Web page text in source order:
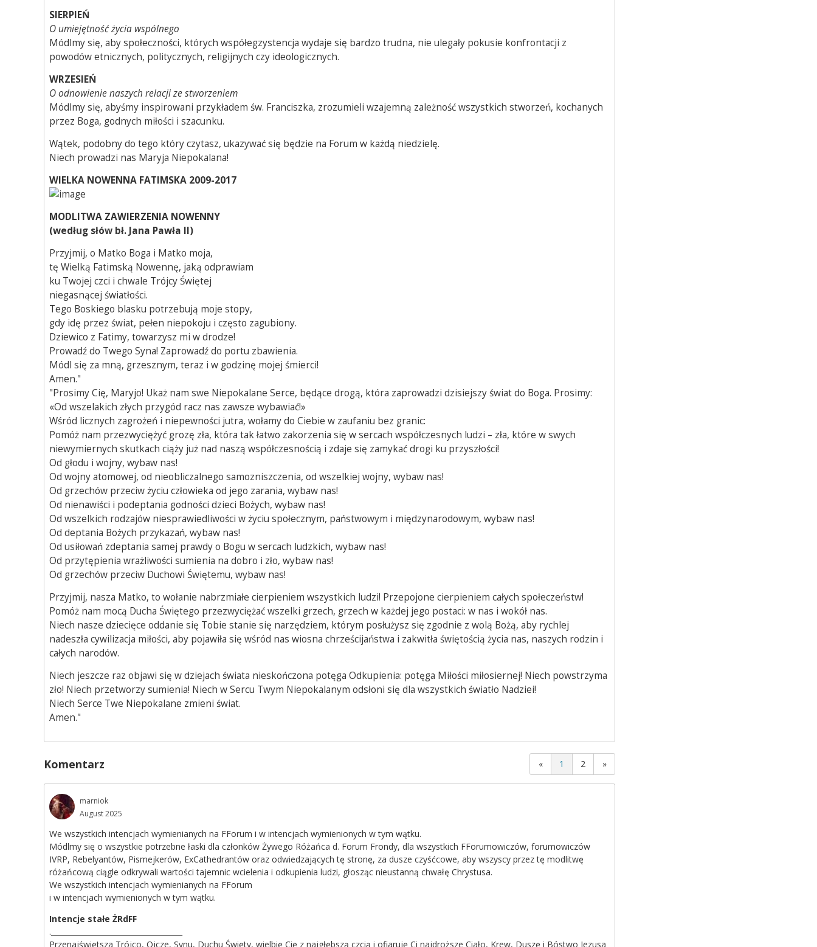
SIERPIEŃ
O umiejętność życia wspólnego
Módlmy się, aby społeczności, których współegzystencja wydaje się bardzo trudna, nie ulegały pokusie konfrontacji z
powodów etnicznych, politycznych, religijnych czy ideologicznych.
WRZESIEŃ
O odnowienie naszych relacji ze stworzeniem
Módlmy się, abyśmy inspirowani przykładem św. Franciszka, zrozumieli wzajemną zależność wszystkich stworzeń, kochanych
przez Boga, godnych miłości i szacunku.
Wątek, podobny do tego który czytasz, ukazywać się będzie na Forum w każdą niedzielę.
Niech prowadzi nas Maryja Niepokalana!
WIELKA NOWENNA FATIMSKA 2009-2017
MODLITWA ZAWIERZENIA NOWENNY
(według słów bł. Jana Pawła II)
Przyjmij, o Matko Boga i Matko moja,
tę Wielką Fatimską Nowennę, jaką odprawiam
ku Twojej czci i chwale Trójcy Świętej
niegasnącej światłości.
Tego Boskiego blasku potrzebują moje stopy,
gdy idę przez świat, pełen niepokoju i często zagubiony.
Dziewico z Fatimy, towarzysz mi w drodze!
Prowadź do Twego Syna! Zaprowadź do portu zbawienia.
Módl się za mną, grzesznym, teraz i w godzinę mojej śmierci!
Amen."
"Prosimy Cię, Maryjo! Ukaż nam swe Niepokalane Serce, będące drogą, która zaprowadzi dzisiejszy świat do Boga. Prosimy:
«Od wszelakich złych przygód racz nas zawsze wybawiać!»
Wśród licznych zagrożeń i niepewności jutra, wołamy do Ciebie w zaufaniu bez granic:
Pomóż nam przezwyciężyć grozę zła, która tak łatwo zakorzenia się w sercach współczesnych ludzi – zła, które w swych
niewymiernych skutkach ciąży już nad naszą współczesnością i zdaje się zamykać drogi ku przyszłości!
Od głodu i wojny, wybaw nas!
Od wojny atomowej, od nieobliczalnego samozniszczenia, od wszelkiej wojny, wybaw nas!
Od grzechów przeciw życiu człowieka od jego zarania, wybaw nas!
Od nienawiści i podeptania godności dzieci Bożych, wybaw nas!
Od wszelkich rodzajów niesprawiedliwości w życiu społecznym, państwowym i międzynarodowym, wybaw nas!
Od deptania Bożych przykazań, wybaw nas!
Od usiłowań zdeptania samej prawdy o Bogu w sercach ludzkich, wybaw nas!
Od przytępienia wrażliwości sumienia na dobro i zło, wybaw nas!
Od grzechów przeciw Duchowi Świętemu, wybaw nas!
Przyjmij, nasza Matko, to wołanie nabrzmiałe cierpieniem wszystkich ludzi! Przepojone cierpieniem całych społeczeństw!
Pomóż nam mocą Ducha Świętego przezwyciężać wszelki grzech, grzech w każdej jego postaci: w nas i wokół nas.
Niech nasze dziecięce oddanie się Tobie stanie się narzędziem, którym posłużysz się zgodnie z wolą Bożą, aby rychlej
nadeszła cywilizacja miłości, aby pojawiła się wśród nas wiosna chrześcijaństwa i zakwitła świętością życia nas, naszych rodzin i
całych narodów.
Niech jeszcze raz objawi się w dziejach świata nieskończona potęga Odkupienia: potęga Miłości miłosiernej! Niech powstrzyma
zło! Niech przetworzy sumienia! Niech w Sercu Twym Niepokalanym odsłoni się dla wszystkich światło Nadziei!
Niech Serce Twe Niepokalane zmieni świat.
Amen."
« 1 2 »
Komentarz
marniok
August 2025
We wszystkich intencjach wymienianych na FForum i w intencjach wymienionych w tym wątku.
Módlmy się o wszystkie potrzebne łaski dla członków Żywego Różańca d. Forum Frondy, dla wszystkich FForumowiczów, forumowiczów
IVRP, Rebelyantów, Pismejkerów, ExCathedrantów oraz odwiedzających tę stronę, za dusze czyśćcowe, aby wszyscy przez tę modlitwę
różańcową ciągle odkrywali wartości tajemnic wcielenia i odkupienia ludzi, głosząc nieustanną chwałę Chrystusa.
We wszystkich intencjach wymienianych na FForum
i w intencjach wymienionych w tym wątku.
Intencje stałe ŻRdFF
.____________________________________
Przenajświętsza Trójco, Ojcze, Synu, Duchu Święty, wielbię Cię z najgłębszą czcią i ofiaruję Ci najdroższe Ciało, Krew, Duszę i Bóstwo Jezusa